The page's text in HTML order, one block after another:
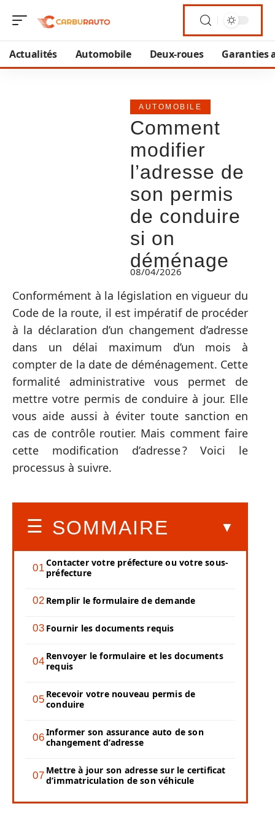
Actualités Automobile Deux-roues Garanties
AUTOMOBILE
Comment
modifier
l’adresse de
son permis
de conduire
si on
déménage
08/04/2026
Conformément à la législation en vigueur du
Code de la route, il est impératif de procéder
à la déclaration d’un changement d’adresse
dans un délai maximum d’un mois à
compter de la date de déménagement. Cette
formalité administrative vous permet de
mettre votre permis de conduire à jour. Elle
vous aide aussi à éviter toute sanction en
cas de contrôle routier. Mais comment faire
cette modification d’adresse ? Voici le
processus à suivre.
SOMMAIRE
Contacter votre préfecture ou votre sous-
préfecture
Remplir le formulaire de demande
Fournir les documents requis
Renvoyer le formulaire et les documents
requis
Recevoir votre nouveau permis de
conduire
Informer son assurance auto de son
changement d’adresse
Mettre à jour son adresse sur le certificat
d’immatriculation de son véhicule